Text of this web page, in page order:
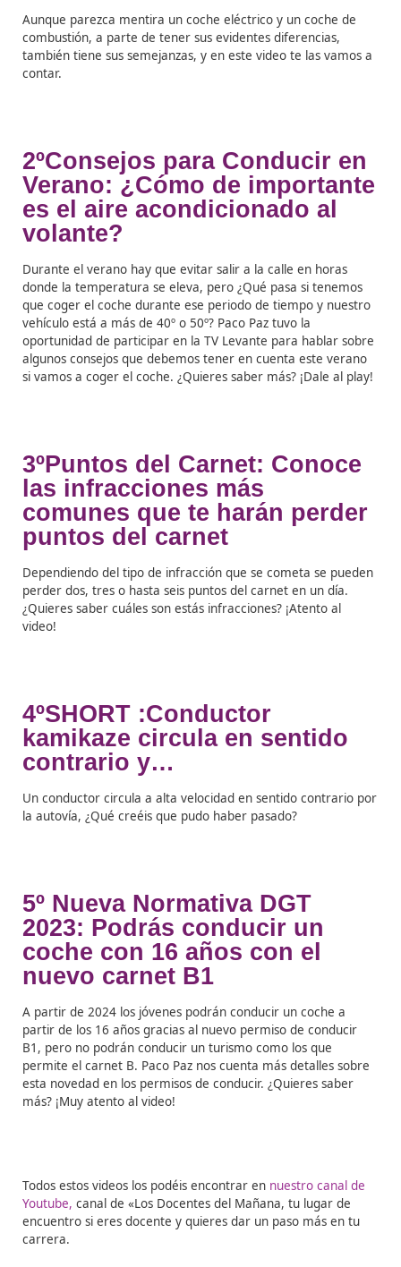
mañana ¡Seguro que no los habías visto todos!
1ºCoche Eléctrico:
y diferencias con el coche
Aunque parezca mentira un coche eléctrico y un
combustión, a parte de tener sus evidentes
también tiene sus semejanzas, y en este video te las
contar.
2ºConsejos para Conducir
Verano: ¿Cómo de
es el aire acondicionado al
Durante el verano hay que evitar salir a la calle en
donde la temperatura se eleva, pero ¿Qué pasa si
que coger el coche durante ese periodo de tiempo y
vehículo está a más de 40º o 50º? Paco Paz tuvo la
oportunidad de participar en la TV Levante para
si vamos a coger el coche. ¿Quieres saber más? ¡Dale
las infracciones más
comunes que te harán
puntos del carnet
Dependiendo del tipo de infracción que se cometa se
4ºSHORT :Conductor
kamikaze circula en
contrario y…
Un conductor circula a alta velocidad en sentido
la autovía, ¿Qué creéis que pudo haber pasado?
5º Nueva Normativa DGT
2023: Podrás conducir un